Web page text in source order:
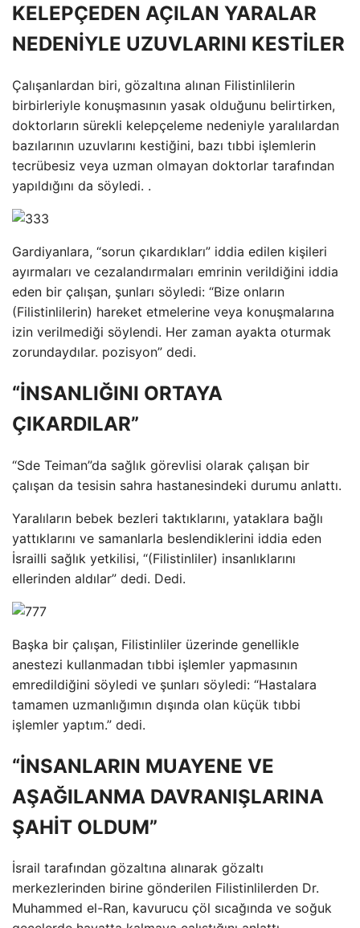
KELEPÇEDEN AÇILAN YARALAR
NEDENİYLE UZUVLARINI KESTİLER
Çalışanlardan biri, gözaltına alınan Filistinlilerin
birbirleriyle konuşmasının yasak olduğunu belirtirken,
doktorların sürekli kelepçeleme nedeniyle yaralılardan
bazılarının uzuvlarını kestiğini, bazı tıbbi işlemlerin
tecrübesiz veya uzman olmayan doktorlar tarafından
yapıldığını da söyledi. .
Gardiyanlara, “sorun çıkardıkları” iddia edilen kişileri
ayırmaları ve cezalandırmaları emrinin verildiğini iddia
eden bir çalışan, şunları söyledi: “Bize onların
(Filistinlilerin) hareket etmelerine veya konuşmalarına
izin verilmediği söylendi. Her zaman ayakta oturmak
zorundaydılar. pozisyon” dedi.
“İNSANLIĞINI ORTAYA
ÇIKARDILAR”
“Sde Teiman”da sağlık görevlisi olarak çalışan bir
çalışan da tesisin sahra hastanesindeki durumu anlattı.
Yaralıların bebek bezleri taktıklarını, yataklara bağlı
yattıklarını ve samanlarla beslendiklerini iddia eden
İsrailli sağlık yetkilisi, “(Filistinliler) insanlıklarını
ellerinden aldılar” dedi. Dedi.
Başka bir çalışan, Filistinliler üzerinde genellikle
anestezi kullanmadan tıbbi işlemler yapmasının
emredildiğini söyledi ve şunları söyledi: “Hastalara
tamamen uzmanlığımın dışında olan küçük tıbbi
işlemler yaptım.” dedi.
“İNSANLARIN MUAYENE VE
AŞAĞILANMA DAVRANIŞLARINA
ŞAHİT OLDUM”
İsrail tarafından gözaltına alınarak gözaltı
merkezlerinden birine gönderilen Filistinlilerden Dr.
Muhammed el-Ran, kavurucu çöl sıcağında ve soğuk